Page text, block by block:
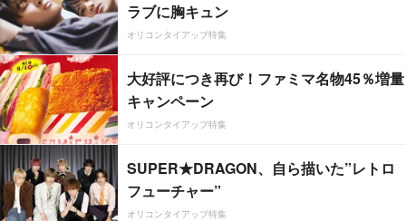
ラブに胸キュン
オリコンタイアップ特集
大好評につき再び！ファミマ名物45％増量
キャンペーン
オリコンタイアップ特集
SUPER★DRAGON、自ら描いた”レトロ
フューチャー”
オリコンタイアップ特集